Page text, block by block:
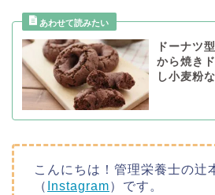
ドーナツ
から焼き
し小麦粉
こんにちは！管理栄養士の辻
（ Instagram）です。